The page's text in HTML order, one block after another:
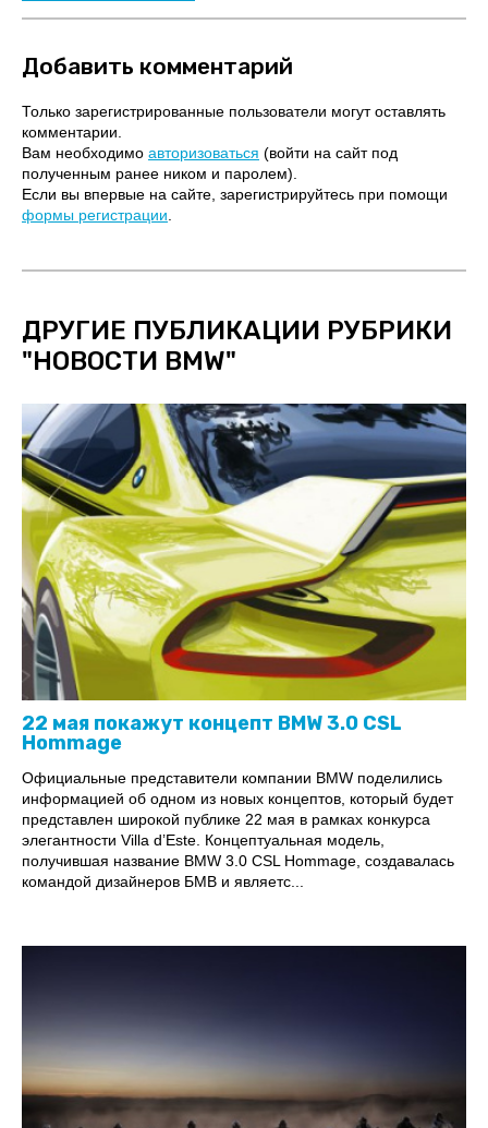
Добавить комментарий
Только зарегистрированные пользователи могут оставлять
комментарии.
Вам необходимо авторизоваться (войти на сайт под
полученным ранее ником и паролем).
Если вы впервые на сайте, зарегистрируйтесь при помощи
формы регистрации
ДРУГИЕ ПУБЛИКАЦИИ РУБРИКИ
"НОВОСТИ BMW"
22 мая покажут концепт BMW 3.0 CSL
Hommage
Официальные представители компании BMW поделились
информацией об одном из новых концептов, который будет
представлен широкой публике 22 мая в рамках конкурса
элегантности Villa d’Este. Концептуальная модель,
получившая название BMW 3.0 CSL Hommage, создавалась
командой дизайнеров БМВ и являетс...